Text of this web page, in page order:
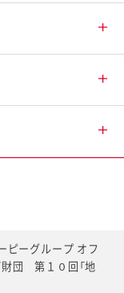
ピーグループ オフ
団 第１０回「地